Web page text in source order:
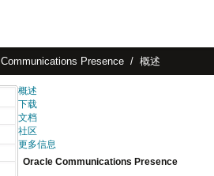
Communications Presence 概述
概述
下载
文档
社区
更多信息
Oracle Communications Presence